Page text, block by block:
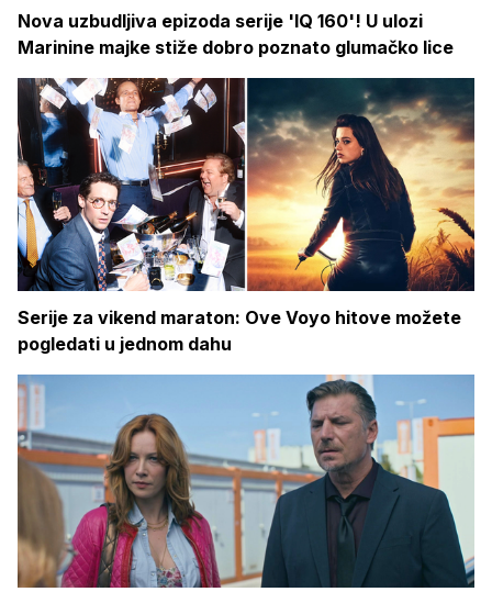
Nova uzbudljiva epizoda serije 'IQ 160'! U ulozi
Marinine majke stiže dobro poznato glumačko lice
Serije za vikend maraton: Ove Voyo hitove možete
pogledati u jednom dahu